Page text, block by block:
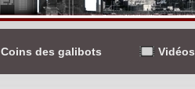
Coins des galibots Vidéos